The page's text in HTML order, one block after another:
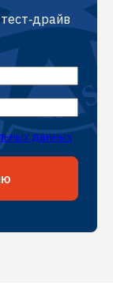
данных